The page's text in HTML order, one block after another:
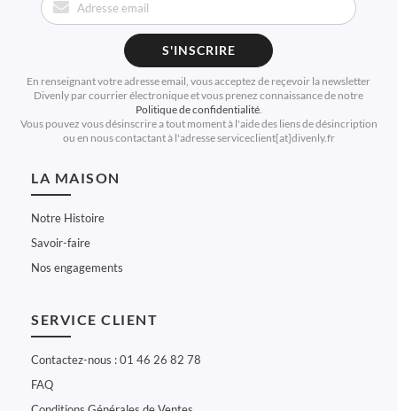
S'INSCRIRE
En renseignant votre adresse email, vous acceptez de reçevoir la newsletter
Divenly par courrier électronique et vous prenez connaissance de notre
Politique de confidentialité.
Vous pouvez vous désinscrire a tout moment à l'aide des liens de désincription
ou en nous contactant à l'adresse serviceclient[at]divenly.fr
LA MAISON
Notre Histoire
Savoir-faire
Nos engagements
SERVICE CLIENT
Contactez-nous : 01 46 26 82 78
FAQ